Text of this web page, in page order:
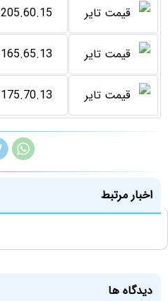
205.60.15
165.65.13
175.70.13
اخبار مرتبط
دیدگاه ها